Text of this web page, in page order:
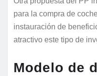
para la compra de
instauración de
atractivo este tipo de
Modelo de